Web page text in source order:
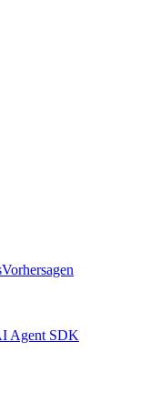
Vorhersagen
Agent SDK